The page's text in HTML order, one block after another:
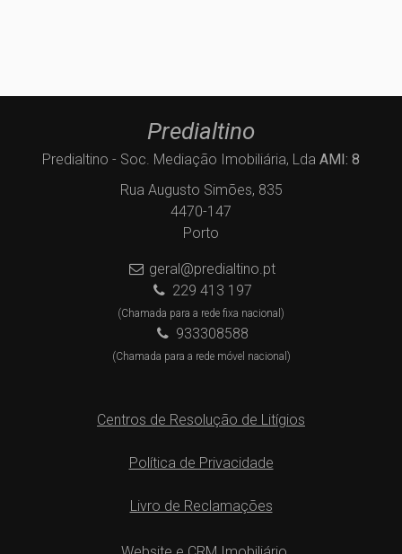
Predialtino
Predialtino - Soc. Mediação Imobiliária, Lda AMI: 8
Rua Augusto Simões, 835
4470-147
Porto
geral@predialtino.pt
229 413 197
(Chamada para a rede fixa nacional)
933308588
(Chamada para a rede móvel nacional)
Centros de Resolução de Litígios
Política de Privacidade
Livro de Reclamações